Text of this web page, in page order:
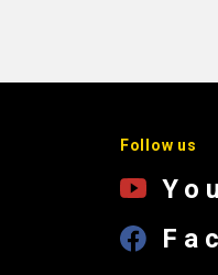
Follow us